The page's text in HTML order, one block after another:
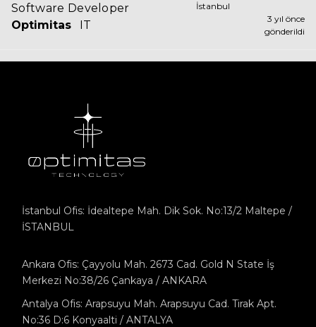
Software Developer
Optimitas
IT
İstanbul
3 yıl önce
gönderildi
İstanbul Ofis: İdealtepe Mah. Dik Sok. No:13/2 Maltepe /
İSTANBUL
Ankara Ofis: Çayyolu Mah. 2673 Cad. Gold N State İş
Merkezi No:38/26 Çankaya / ANKARA
Antalya Ofis: Arapsuyu Mah. Arapsuyu Cad. Tirak Apt.
No:36 D:6 Konyaalti / ANTALYA